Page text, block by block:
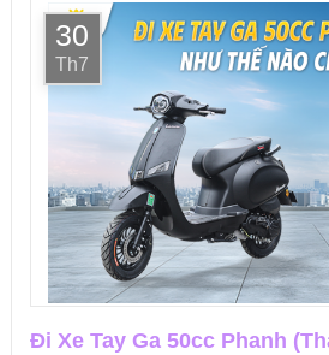
30
Th7
Đi Xe Tay Ga 50cc Phanh